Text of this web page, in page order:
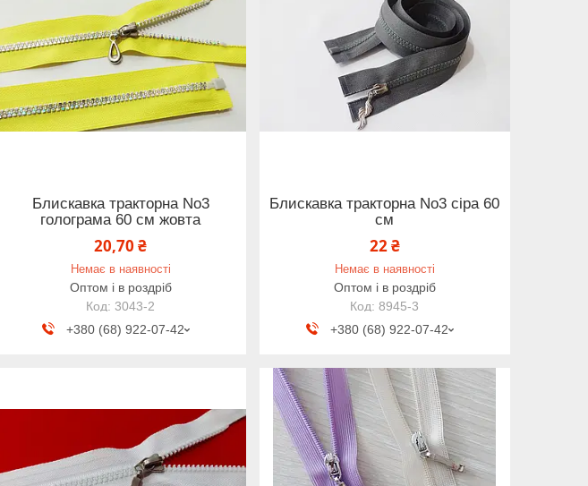
Блискавка тракторна No3
голограма 60 см жовта
20,70 ₴
Немає в наявності
Оптом і в роздріб
3043-2
+380 (68) 922-07-42
Блискавка тракторна No3 сіра 60
см
22 ₴
Немає в наявності
Оптом і в роздріб
8945-3
+380 (68) 922-07-42